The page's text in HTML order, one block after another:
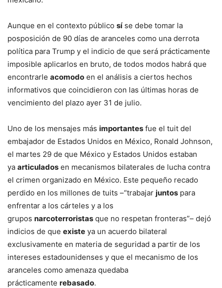
Aunque en el contexto público síse debe tomar la
posposición de 90 días de aranceles como una derrota
política para Trump y el indicio de que será prácticamente
imposible aplicarlos en bruto, de todos modos habrá que
encontrarle acomodo en el análisis a ciertos hechos
informativos que coincidieron con las últimas horas de
vencimiento del plazo ayer 31 de julio.
Uno de los mensajes más importantes fue el tuit del
embajador de Estados Unidos en México, Ronald Johnson,
el martes 29 de que México y Estados Unidos estaban
ya articulados en mecanismos bilaterales de lucha contra
el crimen organizado en México. Este pequeño recado
perdido en los millones de tuits –“trabajar juntos para
enfrentar a los cárteles y a los
grupos narcoterroristas que no respetan fronteras”– dejó
indicios de que existe ya un acuerdo bilateral
exclusivamente en materia de seguridad a partir de los
intereses estadounidenses y que el mecanismo de los
aranceles como amenaza quedaba
prácticamente rebasado.